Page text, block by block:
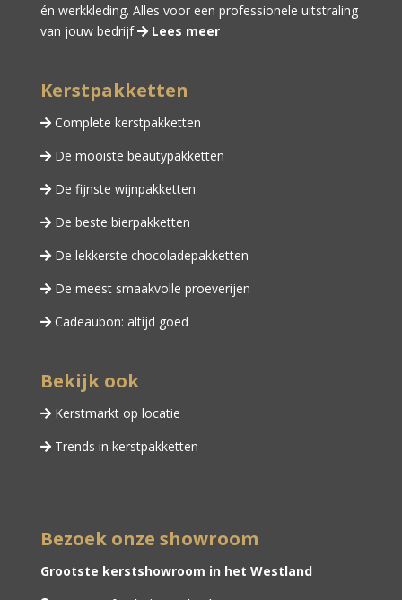
én werkkleding. Alles voor een professionele uitstraling
van jouw bedrijf
Lees meer
Kerstpakketten
Complete kerstpakketten
De mooiste beautypakketten
De fijnste wijnpakketten
De beste bierpakketten
De lekkerste chocoladepakketten
De meest smaakvolle proeverijen
Cadeaubon: altijd goed
Bekijk ook
Kerstmarkt op locatie
Trends in kerstpakketten
Bezoek onze showroom
Grootste kerstshowroom in het Westland